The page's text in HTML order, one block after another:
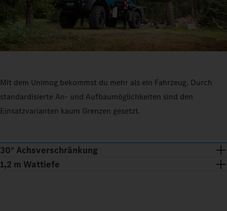
Mit dem Unimog bekommst du mehr als ein Fahrzeug. Durch
standardisierte An- und Aufbaumöglichkeiten sind den
Einsatzvarianten kaum Grenzen gesetzt.
30° Achsverschränkung
1,2 m Wattiefe